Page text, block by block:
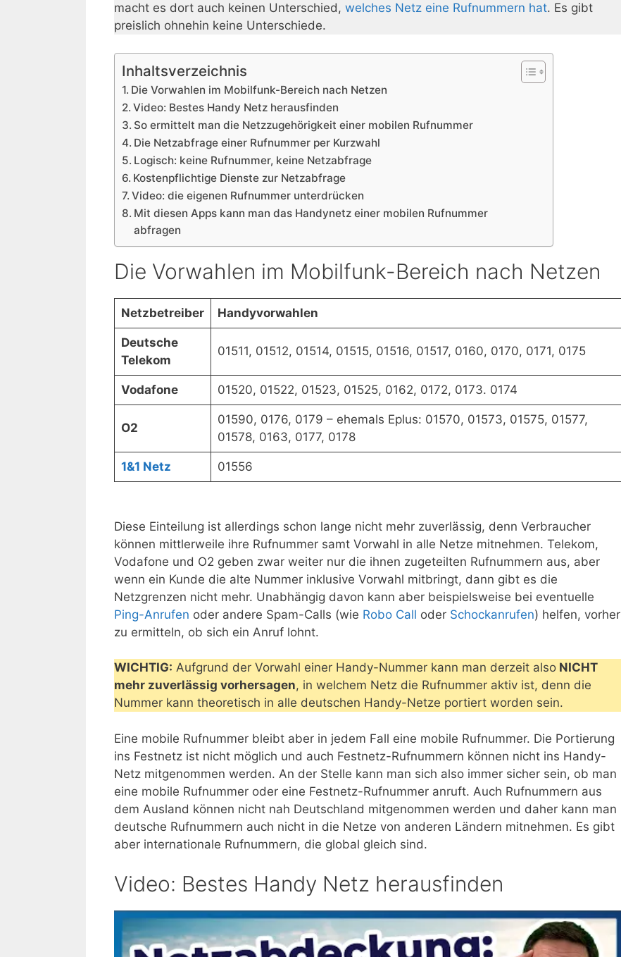
macht es dort auch keinen Unterschied, welches Netz eine Rufnummern hat. Es gibt
preislich ohnehin keine Unterschiede.
Inhaltsverzeichnis
Die Vorwahlen im Mobilfunk-Bereich nach Netzen
Video: Bestes Handy Netz herausfinden
So ermittelt man die Netzzugehörigkeit einer mobilen Rufnummer
Die Netzabfrage einer Rufnummer per Kurzwahl
Logisch: keine Rufnummer, keine Netzabfrage
Kostenpflichtige Dienste zur Netzabfrage
Video: die eigenen Rufnummer unterdrücken
Mit diesen Apps kann man das Handynetz einer mobilen Rufnummer
abfragen
Die Vorwahlen im Mobilfunk-Bereich nach Netzen
Netzbetreiber Handyvorwahlen
Deutsche
Telekom
01511, 01512, 01514, 01515, 01516, 01517, 0160, 0170, 0171, 0175
Vodafone 01520, 01522, 01523, 01525, 0162, 0172, 0173. 0174
O2
01590, 0176, 0179 – ehemals Eplus: 01570, 01573, 01575, 01577,
01578, 0163, 0177, 0178
1&1 Netz 01556
Diese Einteilung ist allerdings schon lange nicht mehr zuverlässig, denn Verbraucher
können mittlerweile ihre Rufnummer samt Vorwahl in alle Netze mitnehmen. Telekom,
Vodafone und O2 geben zwar weiter nur die ihnen zugeteilten Rufnummern aus, aber
wenn ein Kunde die alte Nummer inklusive Vorwahl mitbringt, dann gibt es die
Netzgrenzen nicht mehr. Unabhängig davon kann aber beispielsweise bei eventuelle
Ping-Anrufen oder andere Spam-Calls (wie Robo Call oder Schockanrufen) helfen, vorher
zu ermitteln, ob sich ein Anruf lohnt.
WICHTIG: Aufgrund der Vorwahl einer Handy-Nummer kann man derzeit also NICHT
mehr zuverlässig vorhersagen, in welchem Netz die Rufnummer aktiv ist, denn die
Nummer kann theoretisch in alle deutschen Handy-Netze portiert worden sein.
Eine mobile Rufnummer bleibt aber in jedem Fall eine mobile Rufnummer. Die Portierung
ins Festnetz ist nicht möglich und auch Festnetz-Rufnummern können nicht ins Handy-
Netz mitgenommen werden. An der Stelle kann man sich also immer sicher sein, ob man
eine mobile Rufnummer oder eine Festnetz-Rufnummer anruft. Auch Rufnummern aus
dem Ausland können nicht nah Deutschland mitgenommen werden und daher kann man
deutsche Rufnummern auch nicht in die Netze von anderen Ländern mitnehmen. Es gibt
aber internationale Rufnummern, die global gleich sind.
Video: Bestes Handy Netz herausfinden